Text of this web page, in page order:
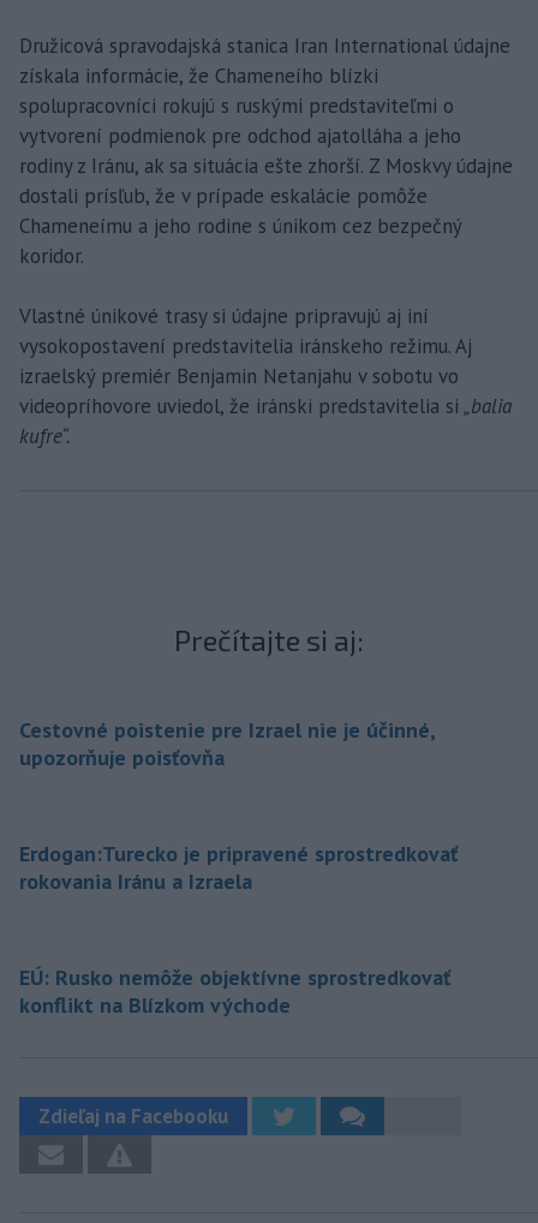
Družicová spravodajská stanica Iran International údajne
získala informácie, že Chameneího blízki
spolupracovníci rokujú s ruskými predstaviteľmi o
vytvorení podmienok pre odchod ajatolláha a jeho
rodiny z Iránu, ak sa situácia ešte zhorší. Z Moskvy údajne
dostali prísľub, že v prípade eskalácie pomôže
Chameneímu a jeho rodine s únikom cez bezpečný
koridor.
Vlastné únikové trasy si údajne pripravujú aj iní
vysokopostavení predstavitelia iránskeho režimu. Aj
izraelský premiér Benjamin Netanjahu v sobotu vo
videopríhovore uviedol, že iránski predstavitelia si „balia
kufre“.
Prečítajte si aj:
Cestovné poistenie pre Izrael nie je účinné,
upozorňuje poisťovňa
Erdogan:Turecko je pripravené sprostredkovať
rokovania Iránu a Izraela
EÚ: Rusko nemôže objektívne sprostredkovať
konflikt na Blízkom východe
Zdieľaj na Facebooku